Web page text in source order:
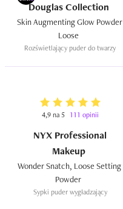
Douglas Collection
Skin Augmenting Glow Powder
Rozświetlający puder do twarzy
4,9 na 5 111 opinii
NYX Professional
Makeup
Wonder Snatch, Loose Setting
Sypki puder wygładzający